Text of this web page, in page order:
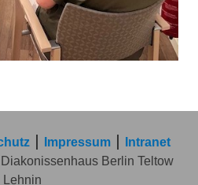
Impressum
Intranet
Berlin Teltow
Lehnin